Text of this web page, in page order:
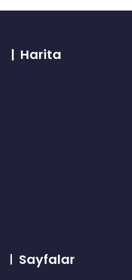
| Harita
Sayfalar